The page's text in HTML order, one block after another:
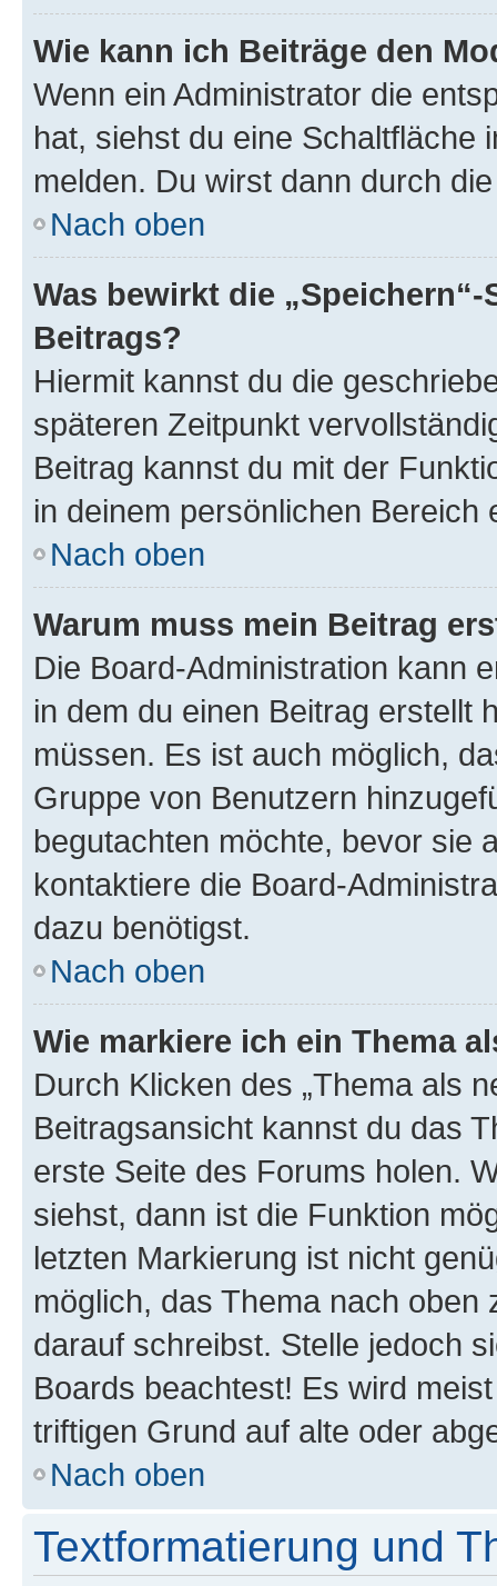
Wie kann ich Beiträge den
Wenn ein Administrator die
hat, siehst du eine Schaltfläche
melden. Du wirst dann durch
Nach oben
Was bewirkt die
Beitrags?
Hiermit kannst du die
späteren Zeitpunkt
Beitrag kannst du mit der
in deinem persönlichen Bereich
Nach oben
Warum muss mein Beitrag
Die Board-Administration kann
in dem du einen Beitrag erstellt
müssen. Es ist auch möglich,
Gruppe von Benutzern
begutachten möchte, bevor sie
kontaktiere die Board-
dazu benötigst.
Nach oben
Wie markiere ich ein Thema
Durch Klicken des „Thema als
Beitragsansicht kannst du das
erste Seite des Forums holen.
siehst, dann ist die Funktion
letzten Markierung ist nicht
möglich, das Thema nach oben
darauf schreibst. Stelle jedoch
Boards beachtest! Es wird
triftigen Grund auf alte oder
Nach oben
Textformatierung und